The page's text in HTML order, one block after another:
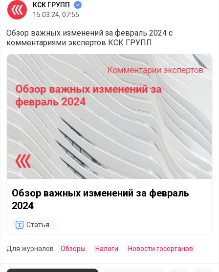
КСК ГРУПП
15.03.24, 07:55
Обзор важных изменений за февраль 2024 с
комментариями экспертов КСК ГРУПП
Обзор важных изменений за февраль 2024
Обзор важных изменений за февраль
2024
Статья
Для журналов Обзоры Налоги Новости госорганов